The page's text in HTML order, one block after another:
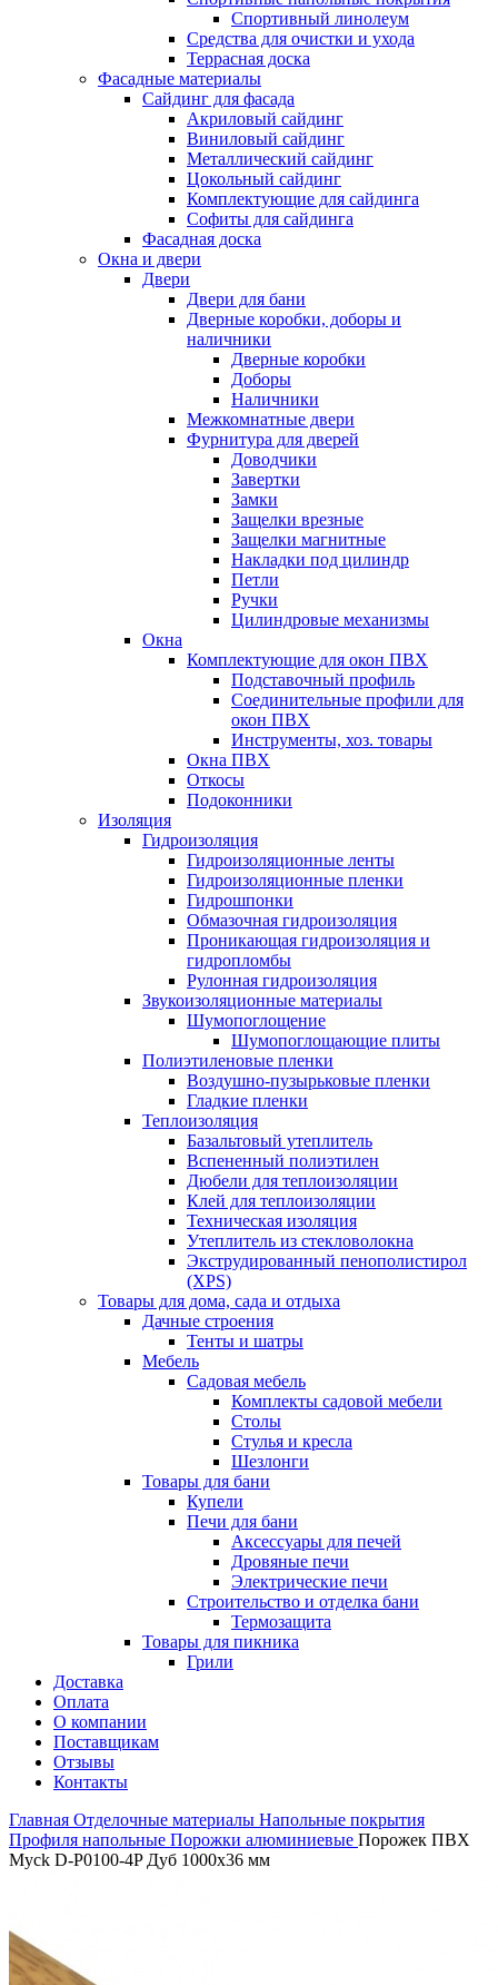
Спортивный линолеум
Средства для очистки и ухода
Террасная доска
Фасадные материалы
Сайдинг для фасада
Акриловый сайдинг
Виниловый сайдинг
Металлический сайдинг
Цокольный сайдинг
Комплектующие для сайдинга
Софиты для сайдинга
Фасадная доска
Окна и двери
Двери
Двери для бани
Дверные коробки, доборы и
наличники
Дверные коробки
Доборы
Наличники
Межкомнатные двери
Фурнитура для дверей
Доводчики
Завертки
Замки
Защелки врезные
Защелки магнитные
Накладки под цилиндр
Петли
Ручки
Цилиндровые механизмы
Окна
Комплектующие для окон ПВХ
Подставочный профиль
Соединительные профили для
окон ПВХ
Инструменты, хоз. товары
Окна ПВХ
Откосы
Подоконники
Изоляция
Гидроизоляция
Гидроизоляционные ленты
Гидроизоляционные пленки
Гидрошпонки
Обмазочная гидроизоляция
Проникающая гидроизоляция и
гидропломбы
Рулонная гидроизоляция
Звукоизоляционные материалы
Шумопоглощение
Шумопоглощающие плиты
Полиэтиленовые пленки
Воздушно-пузырьковые пленки
Гладкие пленки
Теплоизоляция
Базальтовый утеплитель
Вспененный полиэтилен
Дюбели для теплоизоляции
Клей для теплоизоляции
Техническая изоляция
Утеплитель из стекловолокна
Экструдированный пенополистирол
(XPS)
Товары для дома, сада и отдыха
Дачные строения
Тенты и шатры
Мебель
Садовая мебель
Комплекты садовой мебели
Столы
Стулья и кресла
Шезлонги
Товары для бани
Купели
Печи для бани
Аксессуары для печей
Дровяные печи
Электрические печи
Строительство и отделка бани
Термозащита
Товары для пикника
Грили
Доставка
Оплата
О компании
Поставщикам
Отзывы
Контакты
Главная Отделочные материалы Напольные покрытия
Профиля напольные Порожки алюминиевые Порожек ПВХ
Myck D-P0100-4P Дуб 1000х36 мм